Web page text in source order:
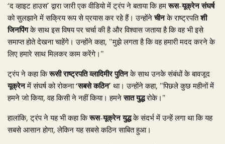
‘द व्हाइट हाउस’ द्वारा जारी एक वीडियो में ट्रंप ने बताया कि हमरूस-यूक्रेन संघर्ष
को सुलझाने में सक्रिय रूप से प्रयास कर रहे हैं। उन्होंनेचीनके राष्ट्रपतिशी
जिनपिंगके साथ इस विषय पर चर्चा की है और विश्वास जताया है कि वह भी इसे
समाप्त होते देखना चाहेंगे। उन्होंने कहा, "मुझे लगता है कि वह हमारी मदद करने के
लिए हमारे साथ मिलकर काम करेंगे।"
ट्रंप ने कहा किरूसी राष्ट्रपतिव्लादिमीर पुतिनके साथ उनके संबंधों के बावजूद
यूक्रेनमें संघर्ष को रोकना‘सबसे कठिन’ था। उन्होंने कहा, "पिछले कुछ महीनों में
हमने जो किया, वह किसी ने नहीं किया। हमनेसात युद्धरोके।"
हालांकि, ट्रंप ने यह भी कहा किरूस-यूक्रेन युद्धके संदर्भ में उन्हें लगा था कि यह
सबसे आसान होगा, लेकिन यह सबसे कठिन साबित हुआ।